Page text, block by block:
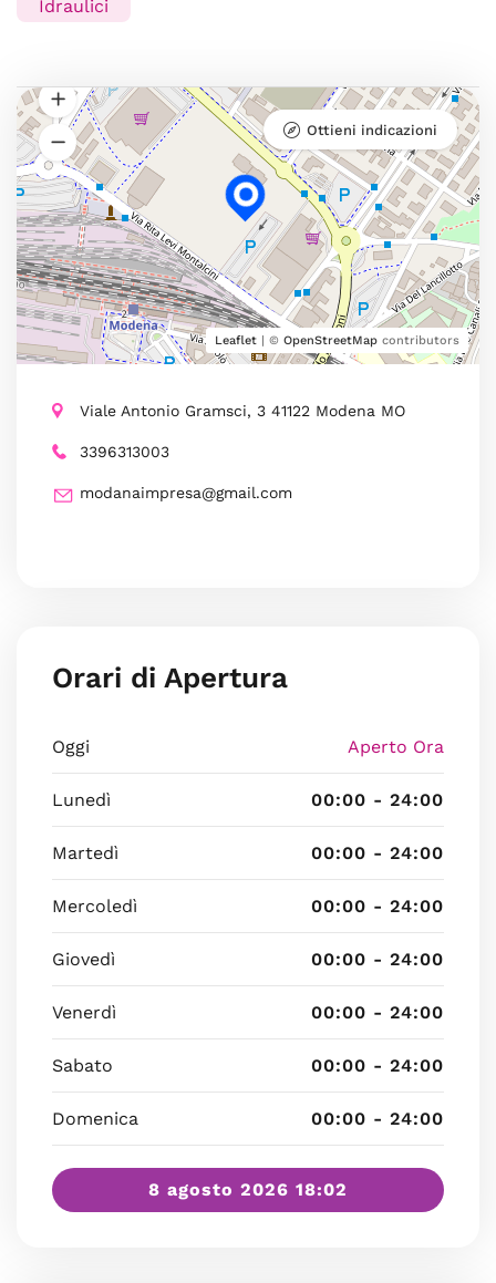
Idraulici
Leaflet | © OpenStreetMap contributors
Ottieni indicazioni
Viale Antonio Gramsci, 3 41122 Modena MO
3396313003
modanaimpresa@gmail.com
Orari di Apertura
Oggi Aperto Ora
Lunedì 00:00 - 24:00
Martedì 00:00 - 24:00
Mercoledì 00:00 - 24:00
Giovedì 00:00 - 24:00
Venerdì 00:00 - 24:00
Sabato 00:00 - 24:00
Domenica 00:00 - 24:00
8 agosto 2026 18:02